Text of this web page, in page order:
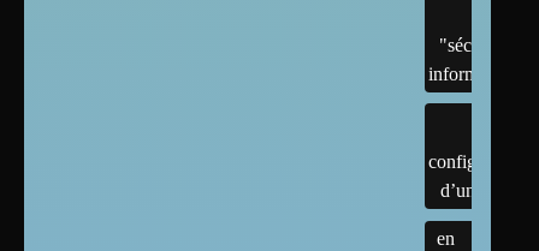
"sécurité"
informatique
configuration
d’un linux
en